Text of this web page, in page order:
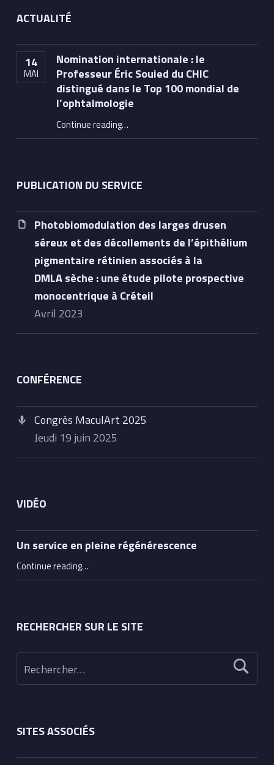
ACTUALITÉ
14
MAI
Nomination internationale : le
Professeur Éric Souied du CHIC
distingué dans le Top 100 mondial de
l’ophtalmologie
Continue reading“Nomination internationale : le Professeur Éric Souied du CHIC distingué dans le Top 100 mondial de l’ophtalmologie”
…
PUBLICATION DU SERVICE
Photobiomodulation des larges drusen
séreux et des décollements de l’épithélium
pigmentaire rétinien associés à la
DMLA sèche : une étude pilote prospective
monocentrique à Créteil
avril 2023
CONFÉRENCE
Congrès MaculArt 2025
jeudi 19 juin 2025
VIDÉO
Un service en pleine régénérescence
Continue reading“Un service en pleine régénérescence”
…
RECHERCHER SUR LE SITE
Rechercher :
SITES ASSOCIÉS